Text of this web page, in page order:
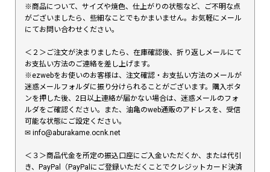
※商品について、サイズや焼色、仕上がりの状態など、ご不明な点
がございましたら、些細なことでもかまいません。お気軽にメール
にてお問い合わせください。
＜２＞ご注文が決まりましたら、在庫確認後、折り返しメールにて
お支払い方法のご連絡を差し上げます。
※ezwebをお使いのお客様は、注文確認・お支払い方法のメールが
迷惑メールフォルダに振り分けられることがございます。購入ボタ
ンを押した後、2日以上連絡が届かない場合は、迷惑メールのフォ
ルダをご確認ください。また、油亀のweb通販のアドレスを、受信
可能な状態にご設定ください。
✉︎ info@aburakame.ocnk.net
＜３＞商品代金を所定の振込口座にご入金いただくか、または代引
き、PayPal（PayPalにご登録いただくことでクレジットカード決済